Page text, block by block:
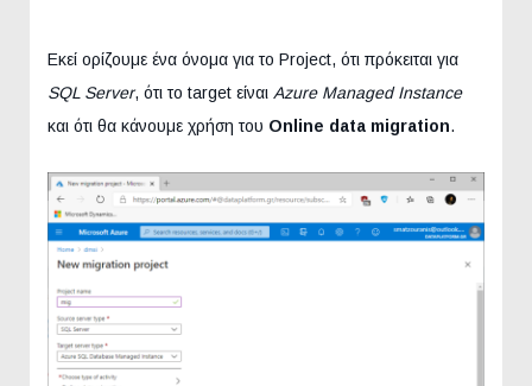
Εκεί ορίζουμε ένα όνομα για το Project, ότι πρόκειται για
SQL Server, ότι το target είναι Azure Managed Instance
και ότι θα κάνουμε χρήση του Online data migration.